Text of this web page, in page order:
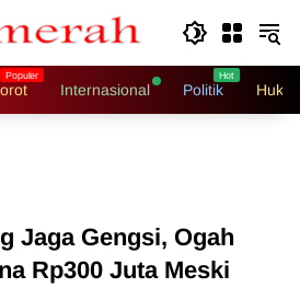
Internasional Politik
Jaga Gengsi, Ogah
Rp300 Juta Meski